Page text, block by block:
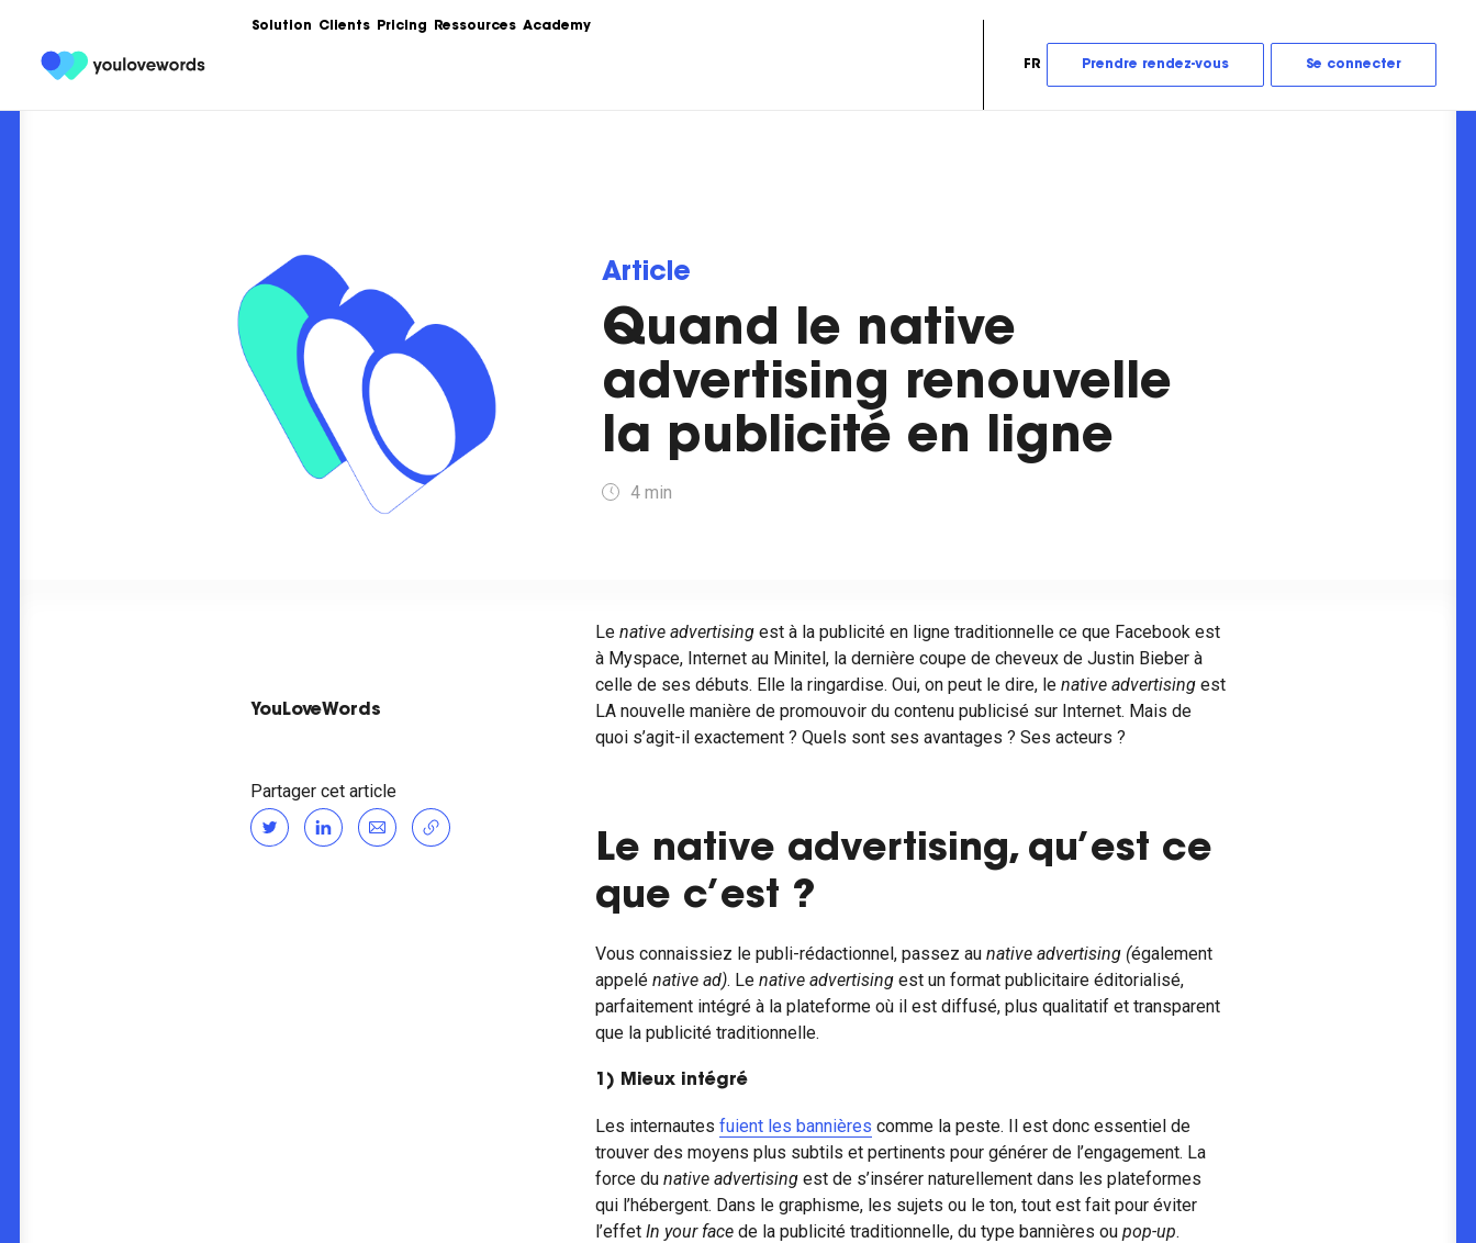
Solution Clients Pricing Ressources
Articles
Guides, bonnes pratiques,
templates, exemples...
LoveLetter
Notre newsletter qui vous informe
Academy
FR Prendre rendez-vous Se connecter
Article
Quand le native
advertising renouvelle
la publicité en ligne
4 min
YouLoveWords
Partager cet article
Le native advertising est à la publicité en ligne traditionnelle ce que Facebook est
à Myspace, Internet au Minitel, la dernière coupe de cheveux de Justin Bieber à
celle de ses débuts. Elle la ringardise. Oui, on peut le dire, le native advertising est
LA nouvelle manière de promouvoir du contenu publicisé sur Internet. Mais de
quoi s’agit-il exactement ? Quels sont ses avantages ? Ses acteurs ?
Le native advertising, qu’est ce
que c’est ?
Vous connaissiez le publi-rédactionnel, passez au native advertising (également
appelé native ad). Le native advertising est un format publicitaire éditorialisé,
parfaitement intégré à la plateforme où il est diffusé, plus qualitatif et transparent
que la publicité traditionnelle.
1) Mieux intégré
Les internautes fuient les bannières comme la peste. Il est donc essentiel de
trouver des moyens plus subtils et pertinents pour générer de l’engagement. La
force du native advertising est de s’insérer naturellement dans les plateformes
qui l’hébergent. Dans le graphisme, les sujets ou le ton, tout est fait pour éviter
l’effet In your face de la publicité traditionnelle, du type bannières ou pop-up.